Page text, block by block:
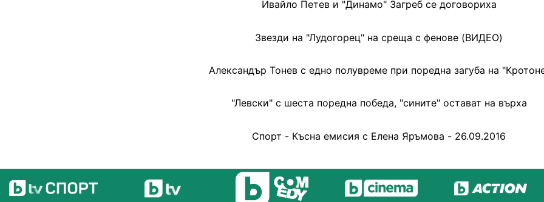
Ивайло Петев и "Динамо" Загреб се договориха
Звезди на "Лудогорец" на среща с фенове (ВИДЕО)
Александър Тонев с едно полувреме при поредна загуба на
"Левски" с шеста поредна победа, "сините" остават на върха
Спорт - Късна емисия с Елена Яръмова - 26.09.2016